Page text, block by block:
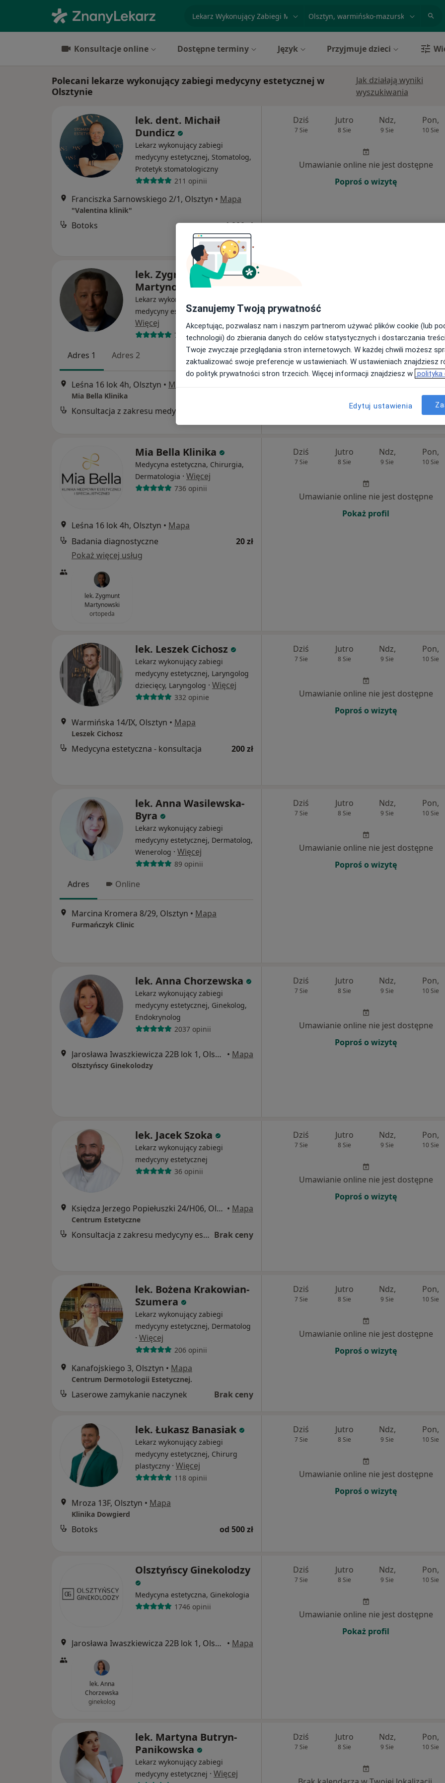
miasto lub dzielnica
Konsultacje online Dostępne terminy Język Przyjmuje dzieci
Polecani lekarze wykonujący zabiegi medycyny estetycznej w
Olsztynie
Jak działają wyniki
wyszukiwania
lek. dent. Michaił
Dundicz
Lekarz wykonujący zabiegi
medycyny estetycznej, Stomatolog,
Protetyk stomatologiczny
211 opinii
Franciszka Sarnowskiego 2/1, Olsztyn • Mapa
"Valentina klinik"
Botoks 1 000 zł
Dziś
7 Sie
Jutro
8 Sie
Ndz,
9 Sie
Pon,
10 Sie
Umawianie online nie jest dostępne
Poproś o wizytę
lek. Zygmunt
Martynowski
Lekarz wykonujący zabiegi
medycyny estetycznej, Ortopeda ·
Więcej
73 opinie
Adres 1 Adres 2
Leśna 16 lok 4h, Olsztyn • Mapa
Mia Bella Klinika
Poproś o wizytę
Mia Bella Klinika
Medycyna estetyczna, Chirurgia,
Dermatologia · Więcej
736 opinii
Leśna 16 lok 4h, Olsztyn • Mapa
Badania diagnostyczne
20 zł
Pokaż więcej usług
lek. Zygmunt
Martynowski
ortopeda
Dziś
7 Sie
Jutro
8 Sie
Ndz,
9 Sie
Pon,
10 Sie
Umawianie online nie jest dostępne
Pokaż profil
lek. Leszek Cichosz
Lekarz wykonujący zabiegi
medycyny estetycznej, Laryngolog
dziecięcy, Laryngolog · Więcej
332 opinie
Warmińska 14/IX, Olsztyn • Mapa
Leszek Cichosz
Medycyna estetyczna - konsultacja 200 zł
Dziś
7 Sie
Jutro
8 Sie
Ndz,
9 Sie
Pon,
10 Sie
Umawianie online nie jest dostępne
Poproś o wizytę
lek. Anna Wasilewska-
Byra
Lekarz wykonujący zabiegi
medycyny estetycznej, Dermatolog,
Wenerolog · Więcej
89 opinii
Adres Online
Marcina Kromera 8/29, Olsztyn • Mapa
Furmańczyk Clinic
Dziś
7 Sie
Jutro
8 Sie
Ndz,
9 Sie
Pon,
10 Sie
Umawianie online nie jest dostępne
Poproś o wizytę
lek. Anna Chorzewska
Lekarz wykonujący zabiegi
medycyny estetycznej, Ginekolog,
Endokrynolog
2037 opinii
Jarosława Iwaszkiewicza 22B lok 1, Olsztyn • Mapa
Olsztyńscy Ginekolodzy
Dziś
7 Sie
Jutro
8 Sie
Ndz,
9 Sie
Pon,
10 Sie
Umawianie online nie jest dostępne
Poproś o wizytę
lek. Jacek Szoka
Lekarz wykonujący zabiegi
medycyny estetycznej
36 opinii
Księdza Jerzego Popiełuszki 24/H06, Olsztyn • Mapa
Centrum Estetyczne
Konsultacja z zakresu medycyny estetycznej Brak ceny
Dziś
7 Sie
Jutro
8 Sie
Ndz,
9 Sie
Pon,
10 Sie
Umawianie online nie jest dostępne
Poproś o wizytę
lek. Bożena Krakowian-
Szumera
Lekarz wykonujący zabiegi
medycyny estetycznej, Dermatolog
· Więcej
206 opinii
Kanafojskiego 3, Olsztyn • Mapa
Centrum Dermotologii Estetycznej.
Laserowe zamykanie naczynek Brak ceny
Dziś
7 Sie
Jutro
8 Sie
Ndz,
9 Sie
Pon,
10 Sie
Umawianie online nie jest dostępne
Poproś o wizytę
lek. Łukasz Banasiak
Lekarz wykonujący zabiegi
medycyny estetycznej, Chirurg
plastyczny · Więcej
118 opinii
Mroza 13F, Olsztyn • Mapa
Klinika Dowgierd
Botoks od 500 zł
Dziś
7 Sie
Jutro
8 Sie
Ndz,
9 Sie
Pon,
10 Sie
Umawianie online nie jest dostępne
Poproś o wizytę
Olsztyńscy Ginekolodzy
Medycyna estetyczna, Ginekologia
1746 opinii
Jarosława Iwaszkiewicza 22B lok 1, Olsztyn • Mapa
lek. Anna
Chorzewska
ginekolog
Dziś
7 Sie
Jutro
8 Sie
Ndz,
9 Sie
Pon,
10 Sie
Umawianie online nie jest dostępne
Pokaż profil
lek. Martyna Butryn-
Panikowska
Lekarz wykonujący zabiegi
medycyny estetycznej · Więcej
Dziś
7 Sie
Jutro
8 Sie
Ndz,
9 Sie
Pon,
10 Sie
Szanujemy Twoją prywatność
Akceptując, pozwalasz nam i naszym partnerom używać plików cookie (lub
technologii) do zbierania danych do celów statystycznych i dostarczania
Twoje zwyczaje przeglądania stron internetowych. W każdej chwili możesz
zaktualizować swoje preferencje w ustawieniach. W ustawieniach znajdziesz
do polityk prywatności stron trzecich. Więcej informacji znajdziesz w polityka
Edytuj ustawienia